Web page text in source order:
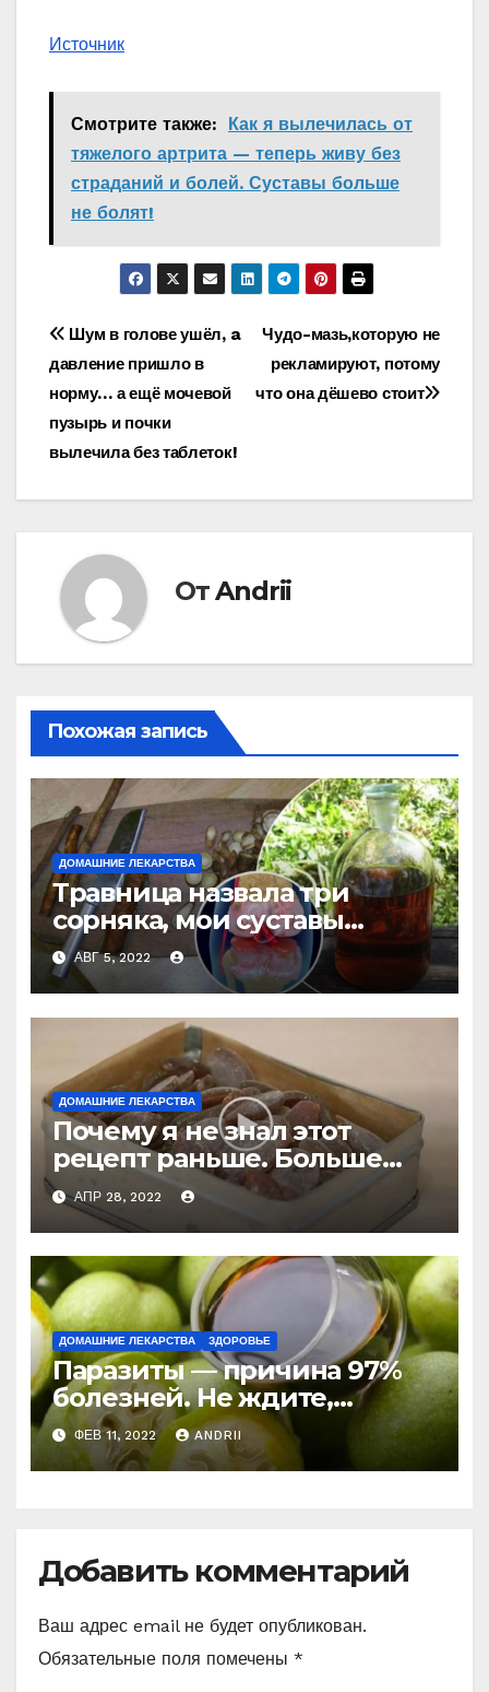
Источник
Смотрите также:
Как я вылечилась от
тяжелого артрита — теперь живу без
страданий и болей. Суставы больше
не болят!
Навигация
по
записям
Чудо-мазь,которую не
рекламируют, потому
что она дёшево стоит
Шум в голове ушёл, a
давление пришло в
норму… а ещё мочевой
пузырь и почки
вылечила без таблеток!
ОтAndrii
Похожая запись
ДОМАШНИЕ ЛЕКАРСТВА
Травница назвала три
сорняка, мои суставы
больше не болят
АВГ 5, 2022
ДОМАШНИЕ ЛЕКАРСТВА
Почему я не знал этот
рецепт раньше. Больше
никогда не буду покупать
лекарство от кашля!
АПР 28, 2022
ДОМАШНИЕ ЛЕКАРСТВА ЗДОРОВЬЕ
Паразиты — причина 97%
болезней. Не ждите,
боритесь с ними уже
сейчас (Рецепт)
ФЕВ 11, 2022 ANDRII
Добавить комментарий
Ваш адрес email не будет опубликован.
Обязательные поля помечены *